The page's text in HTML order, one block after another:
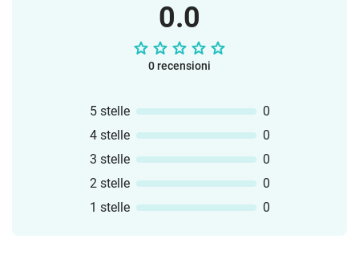
0.0
0 recensioni
5 stelle
0
4 stelle
0
3 stelle
0
2 stelle
0
1 stelle
0